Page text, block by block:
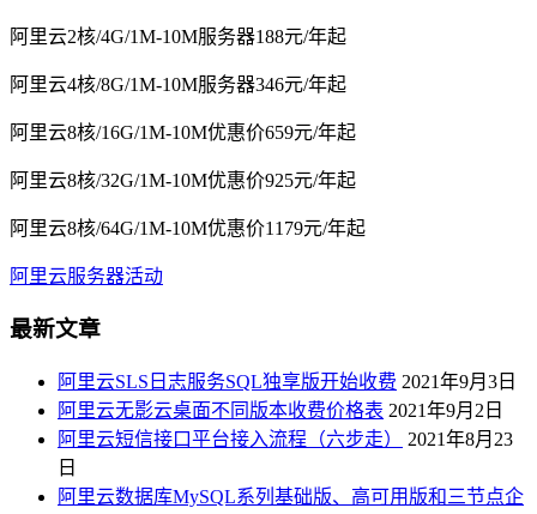
阿里云2核/4G/1M-10M服务器188元/年起
阿里云4核/8G/1M-10M服务器346元/年起
阿里云8核/16G/1M-10M优惠价659元/年起
阿里云8核/32G/1M-10M优惠价925元/年起
阿里云8核/64G/1M-10M优惠价1179元/年起
阿里云服务器活动
最新文章
阿里云SLS日志服务SQL独享版开始收费 2021年9月3日
阿里云无影云桌面不同版本收费价格表 2021年9月2日
阿里云短信接口平台接入流程（六步走）
2021年8月23
日
阿里云数据库MySQL系列基础版、高可用版和三节点企